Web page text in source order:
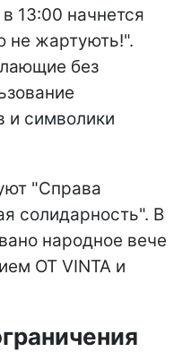
13:00 начнется
не жартують!".
без
и символики
"Справа
солидарность". В
народное вече
OT VINTA и